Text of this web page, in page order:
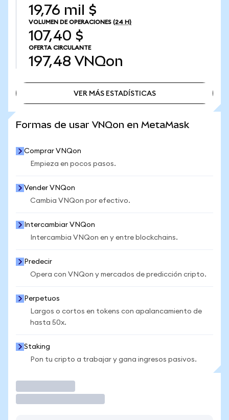
19,76 mil $
VOLUMEN DE OPERACIONES (24 H)
107,40 $
OFERTA CIRCULANTE
197,48 VNQon
VER MÁS ESTADÍSTICAS
Formas de usar VNQon en MetaMask
Comprar VNQon
Empieza en pocos pasos.
Vender VNQon
Cambia VNQon por efectivo.
Intercambiar VNQon
Intercambia VNQon en y entre blockchains.
Predecir
Opera con VNQon y mercados de predicción cripto.
Perpetuos
Largos o cortos en tokens con apalancamiento de
hasta 50x.
Staking
Pon tu cripto a trabajar y gana ingresos pasivos.